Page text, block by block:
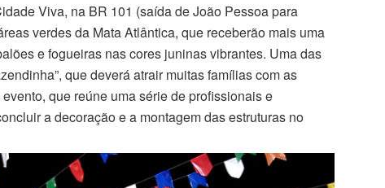
Viva, na BR 101 (saída de João Pessoa para
verdes da Mata Atlântica, que receberão mais uma
e fogueiras nas cores juninas vibrantes. Uma das
que deverá atrair muitas famílias com as
que reúne uma série de profissionais e
a decoração e a montagem das estruturas no